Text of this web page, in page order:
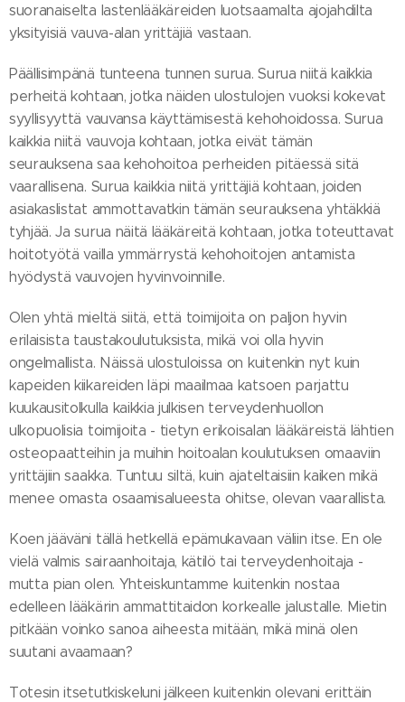
suoranaiselta lastenlääkäreiden luotsaamalta ajojahdilta
yksityisiä vauva-alan yrittäjiä vastaan.
Päällisimpänä tunteena tunnen surua. Surua niitä kaikkia
perheitä kohtaan, jotka näiden ulostulojen vuoksi kokevat
syyllisyyttä vauvansa käyttämisestä kehohoidossa. Surua
kaikkia niitä vauvoja kohtaan, jotka eivät tämän
seurauksena saa kehohoitoa perheiden pitäessä sitä
vaarallisena. Surua kaikkia niitä yrittäjiä kohtaan, joiden
asiakaslistat ammottavatkin tämän seurauksena yhtäkkiä
tyhjää. Ja surua näitä lääkäreitä kohtaan, jotka toteuttavat
hoitotyötä vailla ymmärrystä kehohoitojen antamista
hyödystä vauvojen hyvinvoinnille.
Olen yhtä mieltä siitä, että toimijoita on paljon hyvin
erilaisista taustakoulutuksista, mikä voi olla hyvin
ongelmallista. Näissä ulostuloissa on kuitenkin nyt kuin
kapeiden kiikareiden läpi maailmaa katsoen parjattu
kuukausitolkulla kaikkia julkisen terveydenhuollon
ulkopuolisia toimijoita - tietyn erikoisalan lääkäreistä lähtien
osteopaatteihin ja muihin hoitoalan koulutuksen omaaviin
yrittäjiin saakka. Tuntuu siltä, kuin ajateltaisiin kaiken mikä
menee omasta osaamisalueesta ohitse, olevan vaarallista.
Koen jääväni tällä hetkellä epämukavaan väliin itse. En ole
vielä valmis sairaanhoitaja, kätilö tai terveydenhoitaja -
mutta pian olen. Yhteiskuntamme kuitenkin nostaa
edelleen lääkärin ammattitaidon korkealle jalustalle. Mietin
pitkään voinko sanoa aiheesta mitään, mikä minä olen
suutani avaamaan?
Totesin itsetutkiskeluni jälkeen kuitenkin olevani erittäin